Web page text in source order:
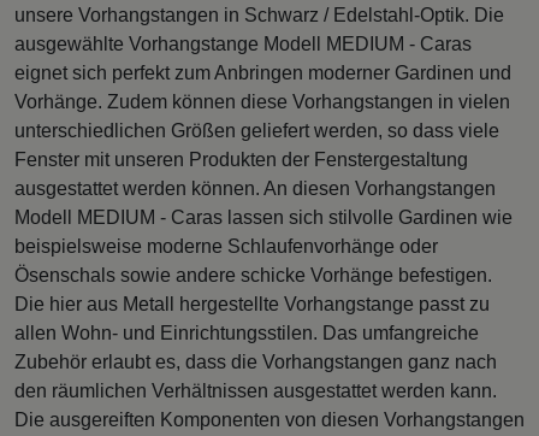
unsere Vorhangstangen in Schwarz / Edelstahl-Optik. Die
ausgewählte Vorhangstange Modell MEDIUM - Caras
eignet sich perfekt zum Anbringen moderner Gardinen und
Vorhänge. Zudem können diese Vorhangstangen in vielen
unterschiedlichen Größen geliefert werden, so dass viele
Fenster mit unseren Produkten der Fenstergestaltung
ausgestattet werden können. An diesen Vorhangstangen
Modell MEDIUM - Caras lassen sich stilvolle Gardinen wie
beispielsweise moderne Schlaufenvorhänge oder
Ösenschals sowie andere schicke Vorhänge befestigen.
Die hier aus Metall hergestellte Vorhangstange passt zu
allen Wohn- und Einrichtungsstilen. Das umfangreiche
Zubehör erlaubt es, dass die Vorhangstangen ganz nach
den räumlichen Verhältnissen ausgestattet werden kann.
Die ausgereiften Komponenten von diesen Vorhangstangen